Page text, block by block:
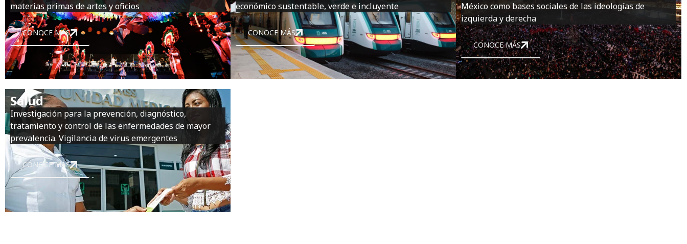
materias primas de artes y oficios
CONOCE MÁS
económico sustentable, verde e incluyente
CONOCE MÁS
México como bases sociales de las ideologías de
izquierda y derecha
CONOCE MÁS
Salud
Investigación para la prevención, diagnóstico,
tratamiento y control de las enfermedades de mayor
prevalencia. Vigilancia de virus emergentes
CONOCE MÁS